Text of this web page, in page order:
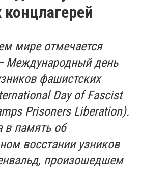
мире отмечается
Международный день
фашистских
Day of Fascist
Prisoners Liberation).
в память об
восстании узников
произошедшем